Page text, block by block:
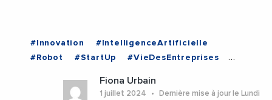
#Innovation
#IntelligenceArtificielle
#Robot
#StartUp
#VieDesEntreprises
#Vaucluse
Fiona Urbain
1 juillet 2024
Dernière mise à jour le Lundi